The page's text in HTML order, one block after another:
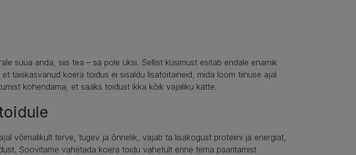
süüa anda, siis tea – sa pole üksi. Sellist küsimust esitab endale enamik
täiskasvanud koera toidus ei sisaldu lisatoitaineid, mida loom tiinuse ajal
kohendama, et saaks toidust ikka kõik vajaliku kätte.
võimalikult terve, tugev ja õnnelik, vajab ta lisakogust proteiini ja energiat,
Soovitame vahetada koera toidu vahetult enne tema paaritamist